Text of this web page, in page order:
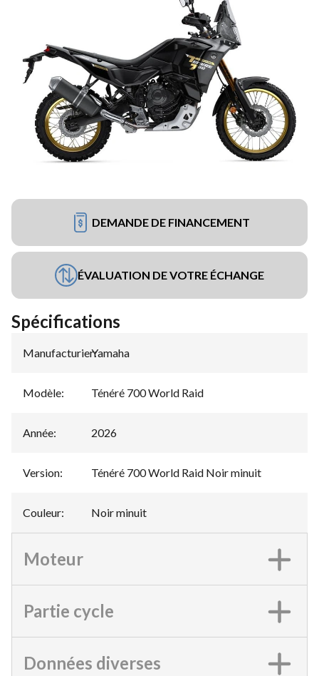
DEMANDE DE FINANCEMENT
ÉVALUATION DE VOTRE ÉCHANGE
Spécifications
Manufacturier:
Yamaha
Modèle: Ténéré 700 World Raid
Année: 2026
Version: Ténéré 700 World Raid Noir minuit
Couleur: Noir minuit
Moteur
Partie cycle
Données diverses